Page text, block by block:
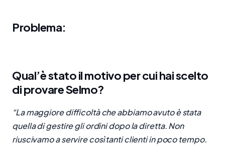
Problema:
Qual’è stato il motivo per cui hai scelto
di provare Selmo?
“La maggiore difficoltà che abbiamo avuto è stata
quella di gestire gli ordini dopo la diretta. Non
riuscivamo a servire così tanti clienti in poco tempo.